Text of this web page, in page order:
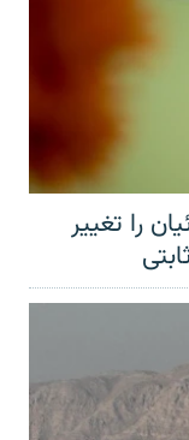
را تغییر